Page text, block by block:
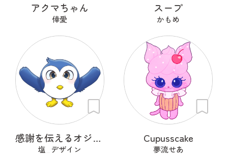
アクマちゃん
倖愛
スープ
かもめ
感謝を伝えるオジギドリ
塩_デザイン
Cupusscake
夢流せあ